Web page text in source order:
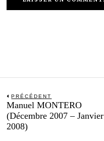
Navigation
de
l’article
PRÉCÉDENT
Previous
post:
Manuel MONTERO
(Décembre 2007 – Janvier
2008)